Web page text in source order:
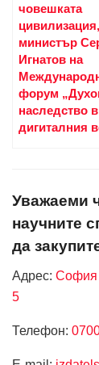
човешката
министър
Игнатов на
форум
наследство в
дигиталния
Уважаеми
научните
да
Адрес: София
5
Телефон: